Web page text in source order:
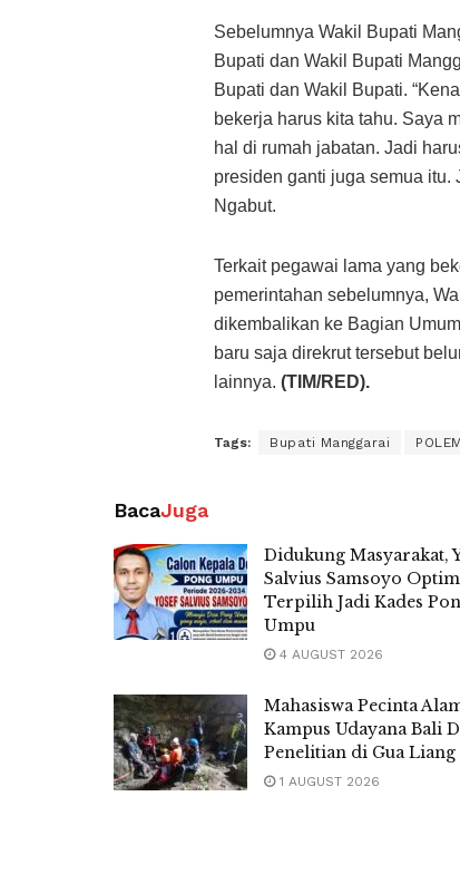
Sebelumnya Wakil Bupati
Bupati dan Wakil Bupati
Bupati dan Wakil Bupati.
bekerja harus kita tahu. Saya
hal di rumah jabatan. Jadi
presiden ganti juga semua itu.
Ngabut.
Terkait pegawai lama yang
pemerintahan sebelumnya,
dikembalikan ke Bagian
baru saja direkrut tersebut
lainnya. (TIM/RED).
Tags: Bupati Manggarai
BacaJuga
Didukung Masyarakat,
Salvius Samsoyo
Terpilih Jadi Kades
Umpu
4 AUGUST 2026
Mahasiswa Pecinta
Kampus Udayana Bali
Penelitian di Gua
1 AUGUST 2026